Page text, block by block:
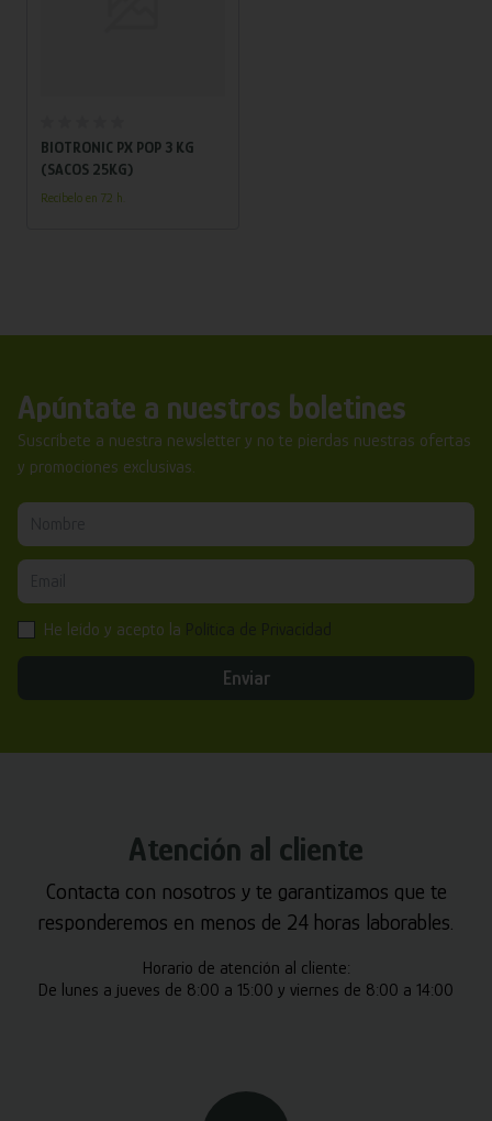
BIOTRONIC PX POP 3 KG
(SACOS 25KG)
Recíbelo en 72 h.
Apúntate a nuestros boletines
Suscríbete a nuestra newsletter y no te pierdas nuestras ofertas
y promociones exclusivas.
He leído y acepto la
Enviar
Atención al cliente
Contacta con nosotros y te garantizamos que te
responderemos en menos de 24 horas laborables.
Horario de atención al cliente:
De lunes a jueves de 8:00 a 15:00 y viernes de 8:00 a 14:00